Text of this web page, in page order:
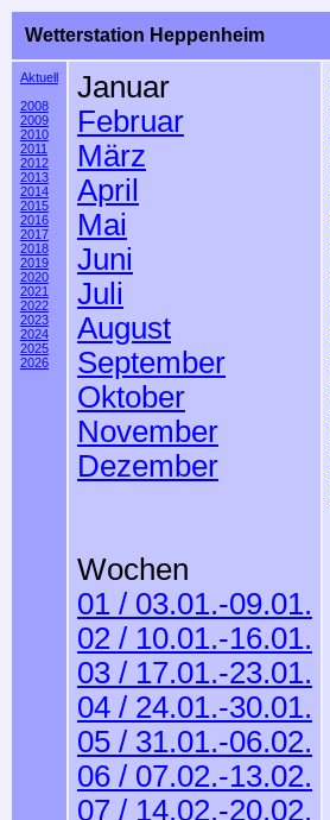
Wetterstation Heppenheim
Aktuell
2008
2009
2010
2011
2012
2013
2014
2015
2016
2017
2018
2019
2020
2021
2022
2023
2024
2025
2026
Januar
Februar
März
April
Mai
Juni
Juli
August
September
Oktober
November
Dezember
Wochen
01 / 03.01.-09.01.
02 / 10.01.-16.01.
03 / 17.01.-23.01.
04 / 24.01.-30.01.
05 / 31.01.-06.02.
06 / 07.02.-13.02.
07 / 14.02.-20.02.